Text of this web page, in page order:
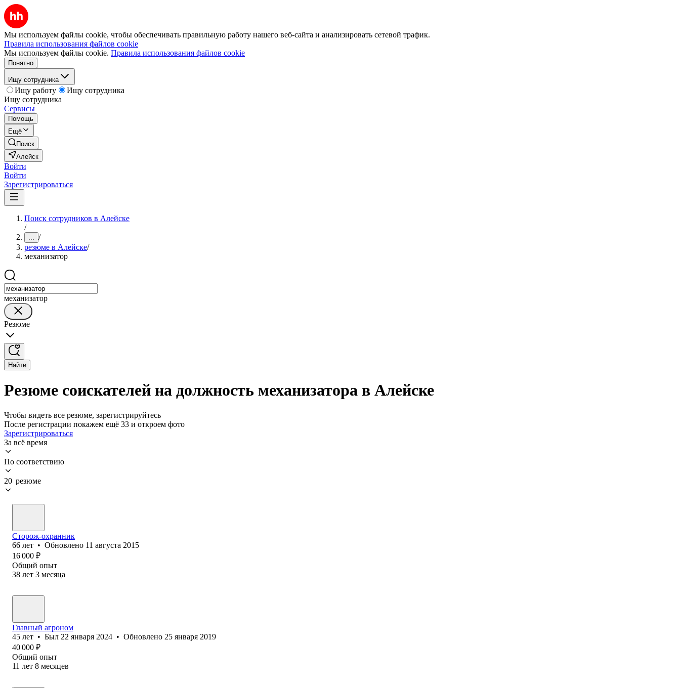
Мы используем файлы cookie, чтобы обеспечивать правильную работу нашего веб-сайта и анализировать сетевой трафик.
Правила использования файлов cookie
Мы используем файлы cookie. Правила использования файлов cookie
Понятно
Ищу сотрудника
Ищу работу
Ищу сотрудника
Ищу сотрудника
Сервисы
Помощь
Ещё
Поиск
Алейск
Войти
Войти
Зарегистрироваться
Поиск сотрудников в Алейске
/
... /
резюме в Алейске/
механизатор
механизатор
Резюме
Найти
Резюме соискателей на должность механизатора в Алейске
Чтобы видеть все резюме, зарегистрируйтесь
После регистрации покажем ещё 33 и откроем фото
Зарегистрироваться
За всё время
По соответствию
20 резюме
Сторож-охранник
66 лет • Обновлено 11 августа 2015
16 000 ₽
Общий опыт
38 лет 3 месяца
Главный агроном
45 лет • Был 22 января 2024 • Обновлено 25 января 2019
40 000 ₽
Общий опыт
11 лет 8 месяцев